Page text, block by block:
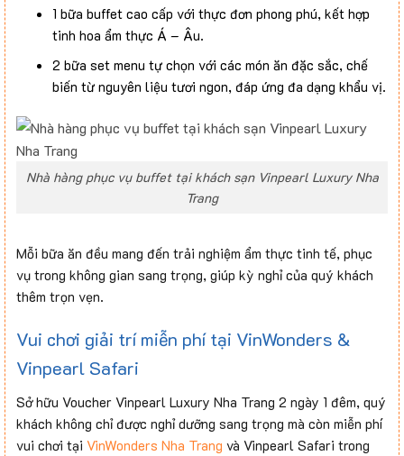
1 bữa buffet cao cấp với thực đơn phong phú, kết hợp
tinh hoa ẩm thực Á – Âu.
2 bữa set menu tự chọn với các món ăn đặc sắc, chế
biến từ nguyên liệu tươi ngon, đáp ứng đa dạng khẩu vị.
Nhà hàng phục vụ buffet tại khách sạn Vinpearl Luxury Nha
Trang
Mỗi bữa ăn đều mang đến trải nghiệm ẩm thực tinh tế, phục
vụ trong không gian sang trọng, giúp kỳ nghỉ của quý khách
thêm trọn vẹn.
Vui chơi giải trí miễn phí tại VinWonders &
Vinpearl Safari
Sở hữu Voucher Vinpearl Luxury Nha Trang 2 ngày 1 đêm, quý
khách không chỉ được nghỉ dưỡng sang trọng mà còn miễn phí
vui chơi tại VinWonders Nha Trang và Vinpearl Safari trong